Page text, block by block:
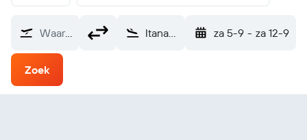
Waarvandaan? Itanagar Hollongi (HGI) za 5-9 - za 12-9
Zoek